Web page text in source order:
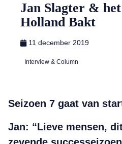
Jan Slagter &
Holland Bakt
11 december 2019
Interview & Column
Seizoen 7 gaat van
Jan: “Lieve mensen,